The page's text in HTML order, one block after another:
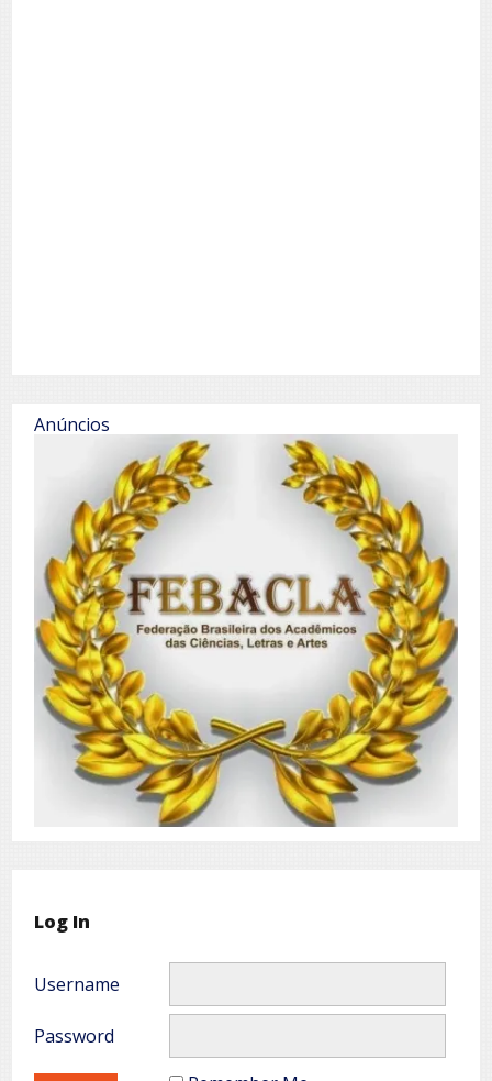
Anúncios
Log In
Username
Password